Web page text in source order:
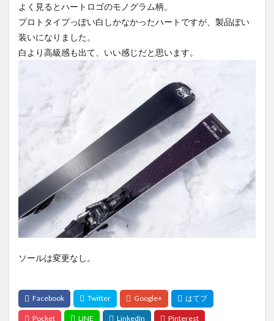
よく見るとハートロゴのモノグラム柄。
プロトタイプっぽい白しかなかったハートですが、製品ぽい
装いになりました。
白より高級感も出て、いい感じだと思います。
ソールは変更なし。